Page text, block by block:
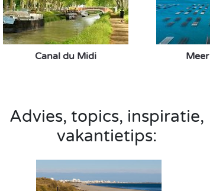
Canal du Midi Meer
Advies, topics, inspiratie,
vakantietips: